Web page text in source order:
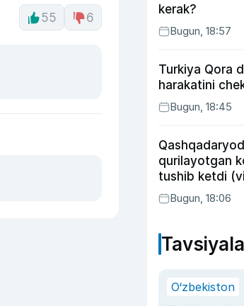
55 6
kerak?
Bugun, 18:57
Turkiya Qora
harakatini
Bugun, 18:45
qurilayotgan
tushib ketdi
Bugun, 18:06
O‘zbekiston